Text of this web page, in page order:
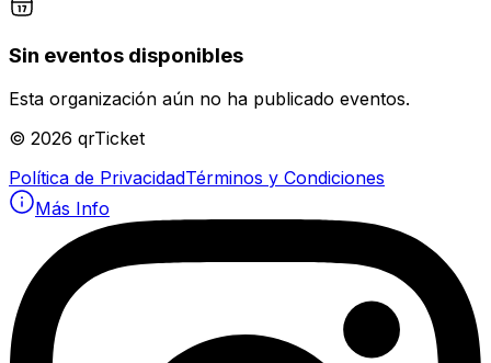
Sin eventos disponibles
Esta organización aún no ha publicado eventos.
© 2026 qrTicket
Política de PrivacidadTérminos y Condiciones
Más Info